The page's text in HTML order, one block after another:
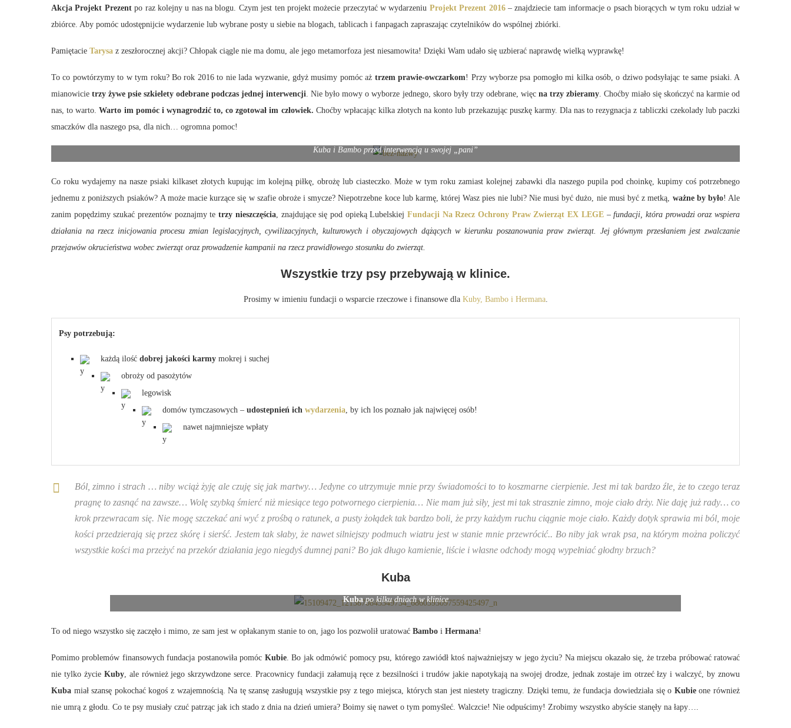
Akcja Projekt Prezentpo raz kolejny u nas na blogu. Czym jest ten projekt możecie przeczytać w wydarzeniu Projekt Prezent 2016– znajdziecie tam informacje o psach biorących w tym roku udział w
zbiórce. Aby pomóc udostępnijcie wydarzenie lub wybrane posty u siebie na blogach, tablicach i fanpagach zapraszając czytelników do wspólnej zbiórki.
Pamiętacie Tarysa z zeszłorocznej akcji? Chłopak ciągle nie ma domu, ale jego metamorfoza jest niesamowita! Dzięki Wam udało się uzbierać naprawdę wielką wyprawkę!
To co powtórzymy to w tym roku? Bo rok 2016 to nie lada wyzwanie, gdyż musimy pomóc aż trzem prawie-owczarkom! Przy wyborze psa pomogło mi kilka osób, o dziwo podsyłając te same psiaki. A
mianowicietrzy żywe psie szkielety odebrane podczas jednej interwencji. Nie było mowy o wyborze jednego, skoro były trzy odebrane, więc na trzy zbieramy. Choćby miało się skończyć na karmie od
nas, to warto.Warto im pomóc i wynagrodzić to, co zgotował im człowiek. Choćby wpłacając kilka złotych na konto lub przekazując puszkę karmy. Dla nas to rezygnacja z tabliczki czekolady lub paczki
smaczków dla naszego psa, dla nich… ogromna pomoc!
Kuba i Bambo przed interwencją u swojej „pani”
Co roku wydajemy na nasze psiaki kilkaset złotych kupując im kolejną piłkę, obrożę lub ciasteczko. Może w tym roku zamiast kolejnej zabawki dla naszego pupila pod choinkę, kupimy coś potrzebnego
jednemu z poniższych psiaków? A może macie kurzące się w szafie obroże i smycze? Niepotrzebne koce lub karmę, której Wasz pies nie lubi? Nie musi być dużo, nie musi być z metką, ważne by było! Ale
zanim popędzimy szukać prezentów poznajmy tetrzy nieszczęścia, znajdujące się pod opieką LubelskiejFundacji Na Rzecz Ochrony Praw Zwierząt EX LEGE –fundacji, która prowadzi oraz wspiera
działania na rzecz inicjowania procesu zmian legislacyjnych, cywilizacyjnych, kulturowych i obyczajowych dążących w kierunku poszanowania praw zwierząt. Jej głównym przesłaniem jest zwalczanie
przejawów okrucieństwa wobec zwierząt oraz prowadzenie kampanii na rzecz prawidłowego stosunku do zwierząt.
Wszystkie trzy psy przebywają w klinice.
Prosimy w imieniu fundacji o wsparcie rzeczowe i finansowe dla Kuby, Bambo i Hermana.
Psy potrzebują:
każdą ilość dobrej jakości karmy mokrej i suchej
obroży od pasożytów
legowisk
domów tymczasowych – udostepnień ich wydarzenia, by ich los poznało jak najwięcej osób!
nawet najmniejsze wpłaty
Ból, zimno i strach … niby wciąż żyję ale czuję się jak martwy… Jedyne co utrzymuje mnie przy świadomości to to koszmarne cierpienie. Jest mi tak bardzo źle, że to czego teraz
pragnę to zasnąć na zawsze… Wolę szybką śmierć niż miesiące tego potwornego cierpienia… Nie mam już siły, jest mi tak strasznie zimno, moje ciało drży. Nie daję już rady… co
krok przewracam się. Nie mogę szczekać ani wyć z prośbą o ratunek, a pusty żołądek tak bardzo boli, że przy każdym ruchu ciągnie moje ciało. Każdy dotyk sprawia mi ból, moje
kości przedzierają się przez skórę i sierść. Jestem tak słaby, że nawet silniejszy podmuch wiatru jest w stanie mnie przewrócić.. Bo niby jak wrak psa, na którym można policzyć
wszystkie kości ma przeżyć na przekór działania jego niegdyś dumnej pani? Bo jak długo kamienie, liście i własne odchody mogą wypełniać głodny brzuch?
Kuba
Kubapo kilku dniach w klinice
To od niego wszystko się zaczęło i mimo, ze sam jest w opłakanym stanie to on, jago los pozwolił uratować Bambo i Hermana!
Pomimo problemów finansowych fundacja postanowiła pomóc Kubie. Bo jak odmówić pomocy psu, którego zawiódł ktoś najważniejszy w jego życiu? Na miejscu okazało się, że trzeba próbować ratować
nie tylko życie Kuby, ale również jego skrzywdzone serce. Pracownicy fundacji załamują ręce z bezsilności i trudów jakie napotykają na swojej drodze, jednak zostaje im otrzeć łzy i walczyć, by znowu
Kuba miał szansę pokochać kogoś z wzajemnością. Na tę szansę zasługują wszystkie psy z tego miejsca, których stan jest niestety tragiczny. Dzięki temu, że fundacja dowiedziała się o Kubieone również
nie umrą z głodu. Co te psy musiały czuć patrząc jak ich stado z dnia na dzień umiera? Boimy się nawet o tym pomyśleć. Walczcie! Nie odpuścimy! Zrobimy wszystko abyście stanęły na łapy….